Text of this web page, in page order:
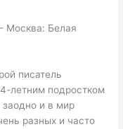
Москва: Белая
писатель
летним подростком
заодно и в мир
разных и часто